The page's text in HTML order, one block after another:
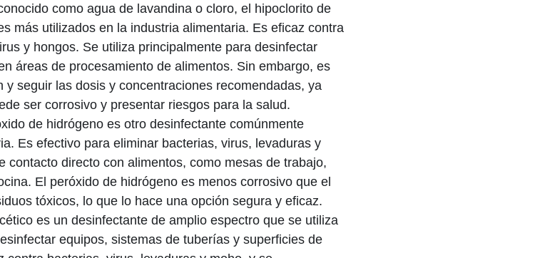
como agua de lavandina o cloro, el hipoclorito de
más utilizados en la industria alimentaria. Es eficaz contra
y hongos. Se utiliza principalmente para desinfectar
áreas de procesamiento de alimentos. Sin embargo, es
y seguir las dosis y concentraciones recomendadas, ya
ser corrosivo y presentar riesgos para la salud.
de hidrógeno es otro desinfectante comúnmente
Es efectivo para eliminar bacterias, virus, levaduras y
contacto directo con alimentos, como mesas de trabajo,
El peróxido de hidrógeno es menos corrosivo que el
tóxicos, lo que lo hace una opción segura y eficaz.
es un desinfectante de amplio espectro que se utiliza
equipos, sistemas de tuberías y superficies de